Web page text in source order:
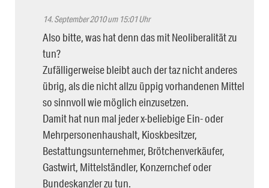
14. September 2010 um 15:01 Uhr
Also bitte, was hat denn das mit Neoliberalität zu
tun?
Zufälligerweise bleibt auch der taz nicht anderes
übrig, als die nicht allzu üppig vorhandenen Mittel
so sinnvoll wie möglich einzusetzen.
Damit hat nun mal jeder x-beliebige Ein- oder
Mehrpersonenhaushalt, Kioskbesitzer,
Bestattungsunternehmer, Brötchenverkäufer,
Gastwirt, Mittelständler, Konzernchef oder
Bundeskanzler zu tun.